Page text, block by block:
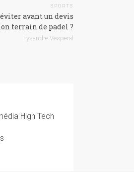
SPORTS
avant un devis
terrain de padel ?
Lysandre Vesperal
High Tech